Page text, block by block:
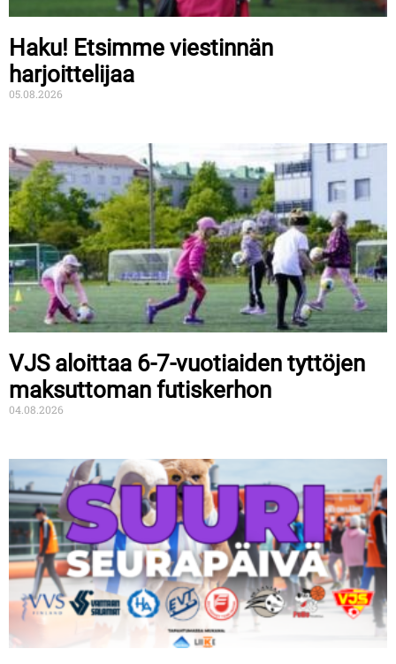
Haku! Etsimme viestinnän
harjoittelijaa
05.08.2026
VJS aloittaa 6-7-vuotiaiden tyttöjen
maksuttoman futiskerhon
04.08.2026